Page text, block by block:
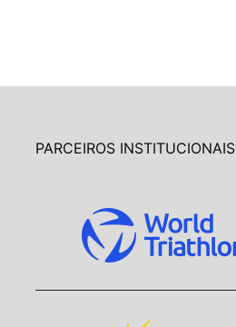
PARCEIROS INSTITUCIONAIS